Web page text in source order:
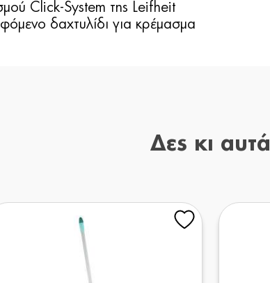
Click-System της Leifheit
δαχτυλίδι για κρέμασμα
Δες κι αυτά